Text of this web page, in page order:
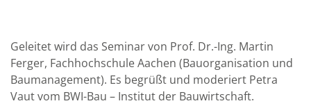
Geleitet wird das Seminar von Prof. Dr.-Ing. Martin
Ferger, Fachhochschule Aachen (Bauorganisation und
Baumanagement). Es begrüßt und moderiert Petra
Vaut vom BWI-Bau – Institut der Bauwirtschaft.